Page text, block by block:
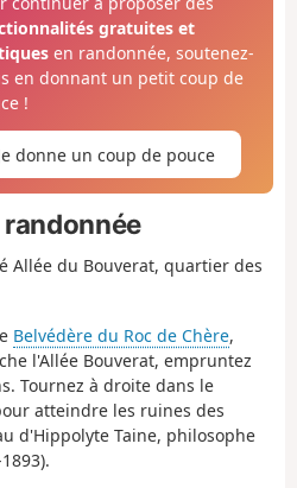
gratuites et
en randonnée, soutenez-
en donnant un petit coup de
!
donne un coup de pouce
Allée du Bouverat, quartier des
Belvédère du Roc de Chère,
l'Allée Bouverat, empruntez
Tournez à droite dans le
atteindre les ruines des
d'Hippolyte Taine, philosophe